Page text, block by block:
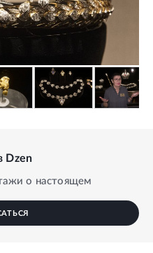
Dzen
о настоящем